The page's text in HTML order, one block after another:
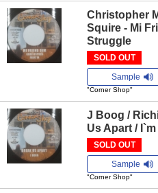
Christopher
Squire - Mi
Struggle
SOLD OUT
Sample
"Corner Shop"
J Boog /
Us Apart /
SOLD OUT
Sample
"Corner Shop"